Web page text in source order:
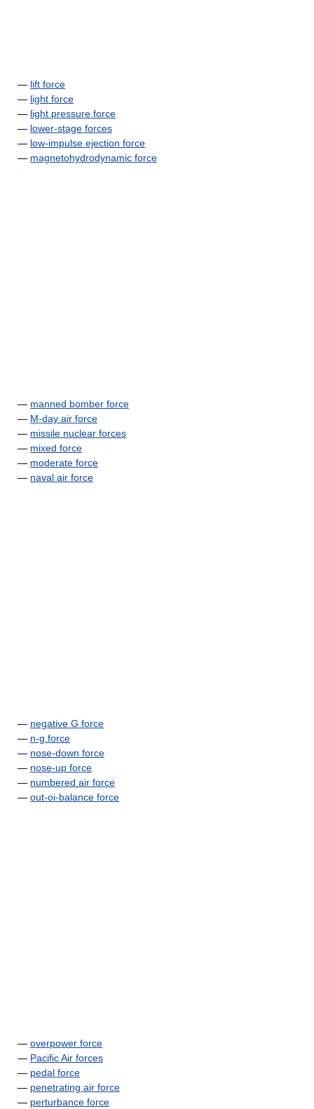
— lift force
— light force
— light pressure force
— lower-stage forces
— low-impulse ejection force
— magnetohydrodynamic force
— manned bomber force
— M-day air force
— missile nuclear forces
— mixed force
— moderate force
— naval air force
— negative G force
— n-g force
— nose-down force
— nose-up force
— numbered air force
— out-oi-balance force
— overpower force
— Pacific Air forces
— pedal force
— penetrating air force
— perturbance force